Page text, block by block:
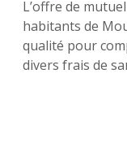
L’offre de
habitants de
qualité pour
divers frais de